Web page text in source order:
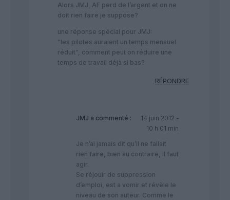
Alors JMJ, AF perd de l’argent et on ne
doit rien faire je suppose?
une réponse spécial pour JMJ:
“les pilotes auraient un temps mensuel
réduit”, comment peut on réduire une
temps de travail déjà si bas?
RÉPONDRE
JMJ a commenté :
14 juin 2012 -
10 h 01 min
Je n’ai jamais dit qu’il ne fallait
rien faire, bien au contraire, il faut
agir.
Se réjouir de suppression
d’emploi, est a vomir et révèle le
niveau de son auteur. Comme le